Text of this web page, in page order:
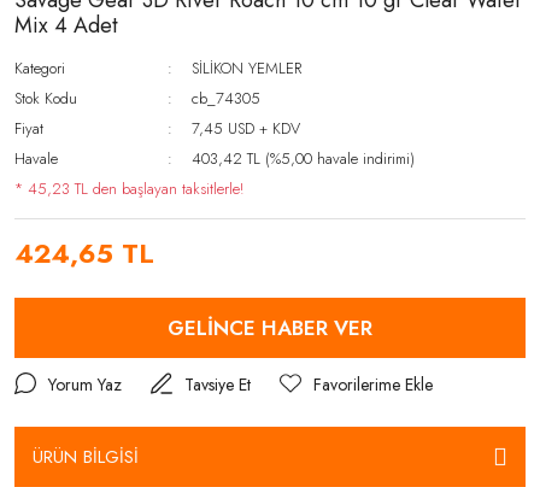
Mix 4 Adet
Kategori
SİLİKON YEMLER
Stok Kodu
cb_74305
Fiyat
7,45 USD + KDV
Havale
403,42 TL (%5,00 havale indirimi)
* 45,23 TL den başlayan taksitlerle!
424,65 TL
GELİNCE HABER VER
Yorum Yaz Tavsiye Et
ÜRÜN BİLGİSİ